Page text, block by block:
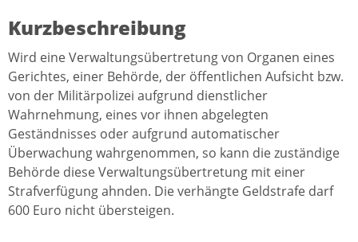
Kurzbeschreibung
Wird eine Verwaltungsübertretung von Organen eines
Gerichtes, einer Behörde, der öffentlichen Aufsicht bzw.
von der Militärpolizei aufgrund dienstlicher
Wahrnehmung, eines vor ihnen abgelegten
Geständnisses oder aufgrund automatischer
Überwachung wahrgenommen, so kann die zuständige
Behörde diese Verwaltungsübertretung mit einer
Strafverfügung ahnden. Die verhängte Geldstrafe darf
600 Euro nicht übersteigen.